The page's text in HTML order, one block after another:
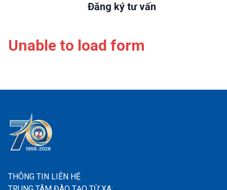
Đăng ký tư vấn
Unable to load form
THÔNG TIN LIÊN HỆ